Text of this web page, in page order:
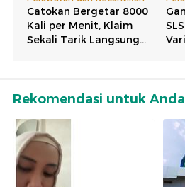
Rekomendasi untuk Anda